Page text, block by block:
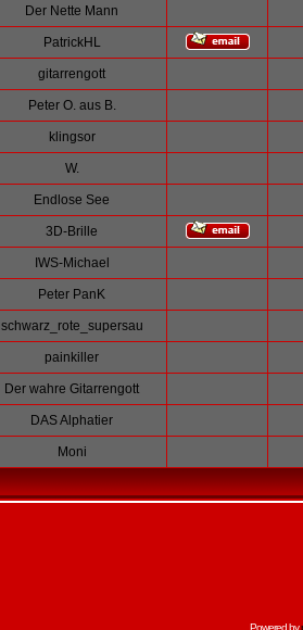
Der Nette Mann
PatrickHL
gitarrengott
Peter O. aus B.
klingsor
W.
Endlose See
3D-Brille
IWS-Michael
Peter PanK
schwarz_rote_supersau
painkiller
Der wahre Gitarrengott
DAS Alphatier
Moni
Powered by